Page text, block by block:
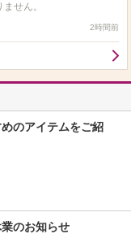
せん。
2時間前
のアイテムをご紹
のお知らせ